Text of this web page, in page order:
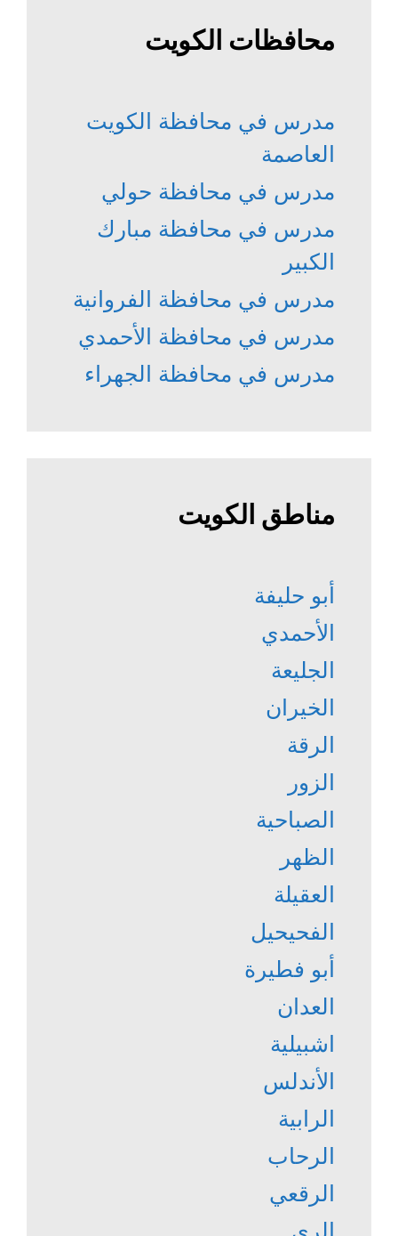
محافظات الكويت
مدرس في محافظة الكويت
العاصمة
مدرس في محافظة حولي
مدرس في محافظة مبارك
الكبير
مدرس في محافظة الفروانية
مدرس في محافظة الأحمدي
مدرس في محافظة الجهراء
مناطق الكويت
أبو حليفة
الأحمدي
الجليعة
الخيران
الرقة
الزور
الصباحية
الظهر
العقيلة
الفحيحيل
أبو فطيرة
العدان
اشبيلية
الأندلس
الرابية
الرحاب
الرقعي